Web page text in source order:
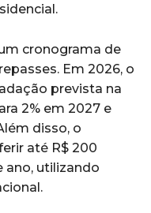
cronograma de
Em 2026, o
prevista na
2% em 2027 e
disso, o
até R$ 200
ano, utilizando